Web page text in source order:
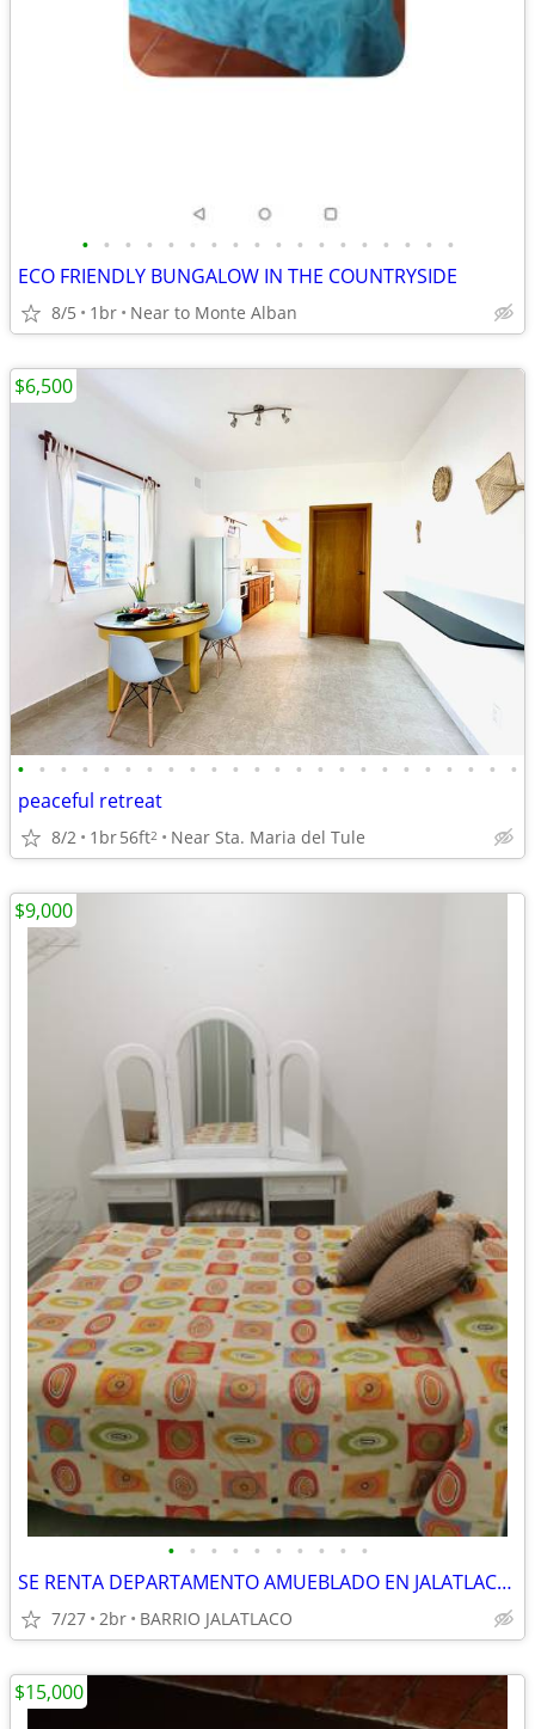
• • • • • • • • • • • • • • • • • •
ECO FRIENDLY BUNGALOW IN THE COUNTRYSIDE
8/5 1br Near to Monte Alban
• • • • • • • • • • • • • • • • • • • • • • • •
peaceful retreat
8/2 1br56ft2 Near Sta. Maria del Tule
$6,500
• • • • • • • • • •
SE RENTA DEPARTAMENTO AMUEBLADO EN JALATLACO, OAXACA
7/27 2br BARRIO JALATLACO
$9,000
$15,000